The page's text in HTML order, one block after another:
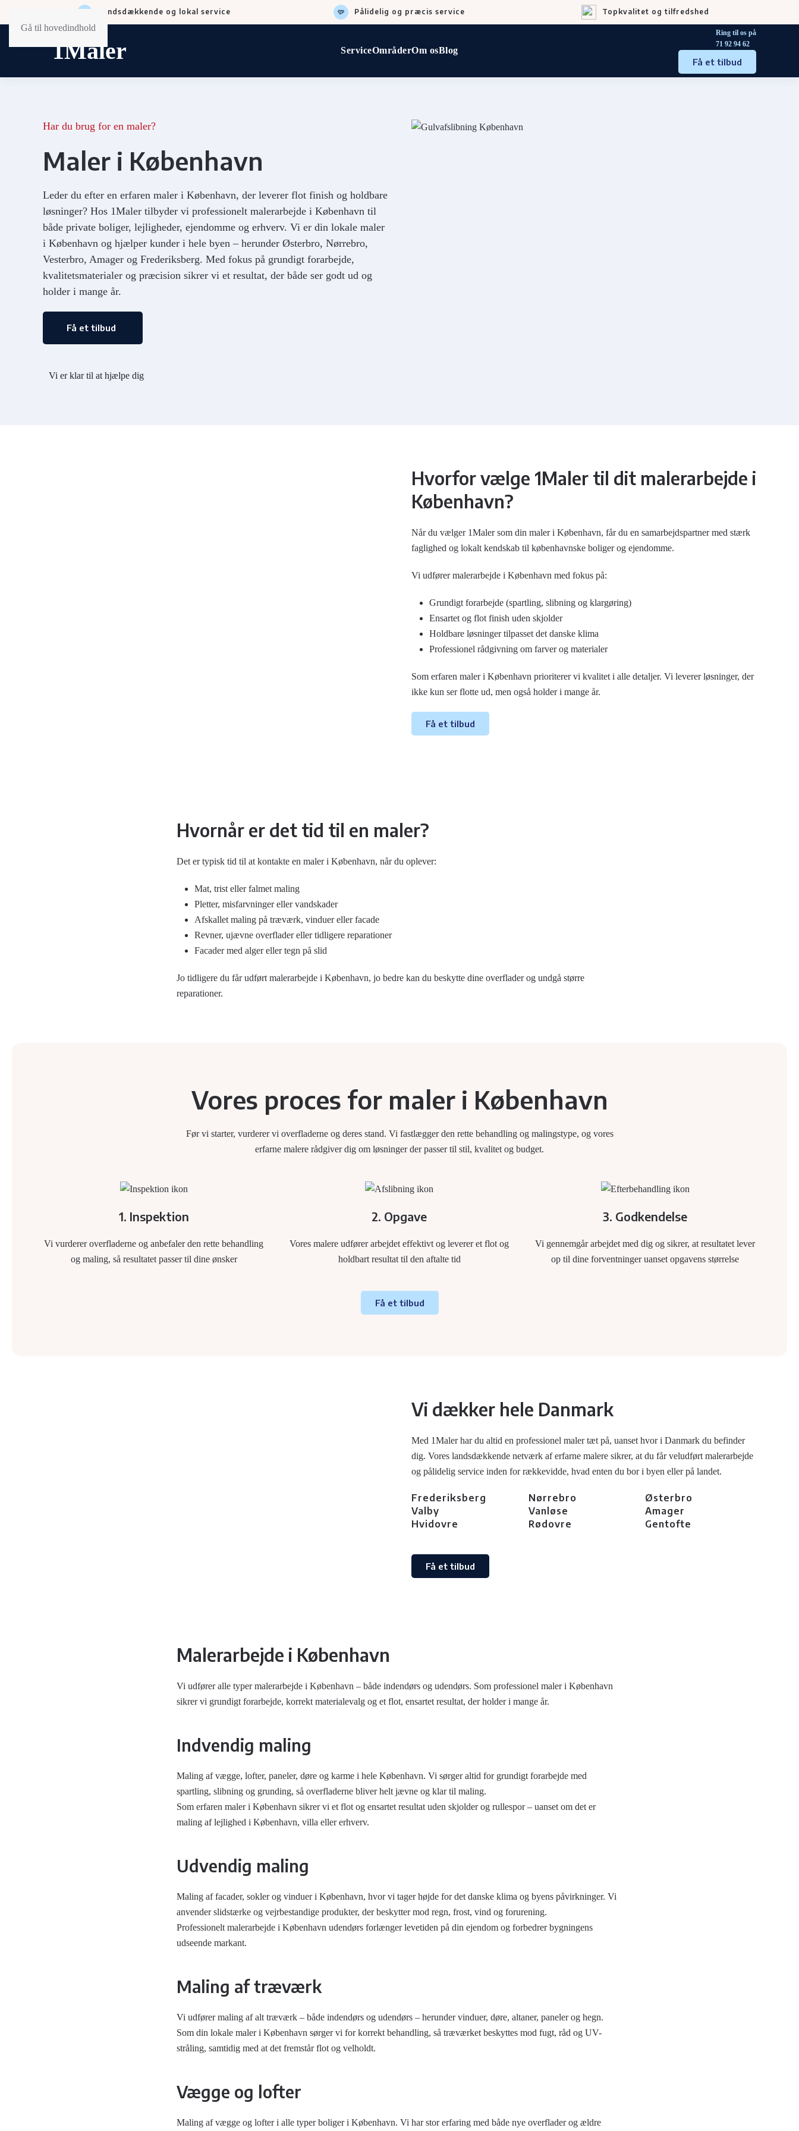
Gå til hovedindhold
ServiceOmråderOm osBlog
Ring til os på
71 92 94 62
Få et tilbud
Landsdækkende og lokal service Pålidelig og præcis service Topkvalitet og tilfredshed
Har du brug for en maler?
Maler i København
Leder du efter en erfaren maler i København, der leverer flot finish og holdbare
løsninger? Hos 1Maler tilbyder vi professionelt malerarbejde i København til
både private boliger, lejligheder, ejendomme og erhverv. Vi er din lokale maler
i København og hjælper kunder i hele byen – herunder Østerbro, Nørrebro,
Vesterbro, Amager og Frederiksberg. Med fokus på grundigt forarbejde,
kvalitetsmaterialer og præcision sikrer vi et resultat, der både ser godt ud og
holder i mange år.
Få et tilbud
Vi er klar til at hjælpe dig
Hvorfor vælge 1Maler til dit malerarbejde i
København?
Når du vælger 1Maler som din maler i København, får du en samarbejdspartner med stærk
faglighed og lokalt kendskab til københavnske boliger og ejendomme.
Vi udfører malerarbejde i København med fokus på:
Grundigt forarbejde (spartling, slibning og klargøring)
Ensartet og flot finish uden skjolder
Holdbare løsninger tilpasset det danske klima
Professionel rådgivning om farver og materialer
Som erfaren maler i København prioriterer vi kvalitet i alle detaljer. Vi leverer løsninger, der
ikke kun ser flotte ud, men også holder i mange år.
Få et tilbud
Hvornår er det tid til en maler?
Det er typisk tid til at kontakte en maler i København, når du oplever:
Mat, trist eller falmet maling
Pletter, misfarvninger eller vandskader
Afskallet maling på træværk, vinduer eller facade
Revner, ujævne overflader eller tidligere reparationer
Facader med alger eller tegn på slid
Jo tidligere du får udført malerarbejde i København, jo bedre kan du beskytte dine overflader og undgå større
reparationer.
Vores proces for maler i København
Før vi starter, vurderer vi overfladerne og deres stand. Vi fastlægger den rette behandling og malingstype, og vores
erfarne malere rådgiver dig om løsninger der passer til stil, kvalitet og budget.
1. Inspektion
Vi vurderer overfladerne og anbefaler den rette behandling
og maling, så resultatet passer til dine ønsker
2. Opgave
Vores malere udfører arbejdet effektivt og leverer et flot og
holdbart resultat til den aftalte tid
3. Godkendelse
Vi gennemgår arbejdet med dig og sikrer, at resultatet lever
op til dine forventninger uanset opgavens størrelse
Få et tilbud
Vi dækker hele Danmark
Med 1Maler har du altid en professionel maler tæt på, uanset hvor i Danmark du befinder
dig. Vores landsdækkende netværk af erfarne malere sikrer, at du får veludført malerarbejde
og pålidelig service inden for rækkevidde, hvad enten du bor i byen eller på landet.
Frederiksberg Nørrebro
Østerbro
Valby
Vanløse
Amager
Hvidovre
Rødovre Gentofte
Få et tilbud
Malerarbejde i København
Vi udfører alle typer malerarbejde i København – både indendørs og udendørs. Som professionel maler i København
sikrer vi grundigt forarbejde, korrekt materialevalg og et flot, ensartet resultat, der holder i mange år.
Indvendig maling
Maling af vægge, lofter, paneler, døre og karme i hele København. Vi sørger altid for grundigt forarbejde med
spartling, slibning og grunding, så overfladerne bliver helt jævne og klar til maling.
Som erfaren maler i København sikrer vi et flot og ensartet resultat uden skjolder og rullespor – uanset om det er
maling af lejlighed i København, villa eller erhverv.
Udvendig maling
Maling af facader, sokler og vinduer i København, hvor vi tager højde for det danske klima og byens påvirkninger. Vi
anvender slidstærke og vejrbestandige produkter, der beskytter mod regn, frost, vind og forurening.
Professionelt malerarbejde i København udendørs forlænger levetiden på din ejendom og forbedrer bygningens
udseende markant.
Maling af træværk
Vi udfører maling af alt træværk – både indendørs og udendørs – herunder vinduer, døre, altaner, paneler og hegn.
Som din lokale maler i København sørger vi for korrekt behandling, så træværket beskyttes mod fugt, råd og UV-
stråling, samtidig med at det fremstår flot og velholdt.
Vægge og lofter
Maling af vægge og lofter i alle typer boliger i København. Vi har stor erfaring med både nye overflader og ældre